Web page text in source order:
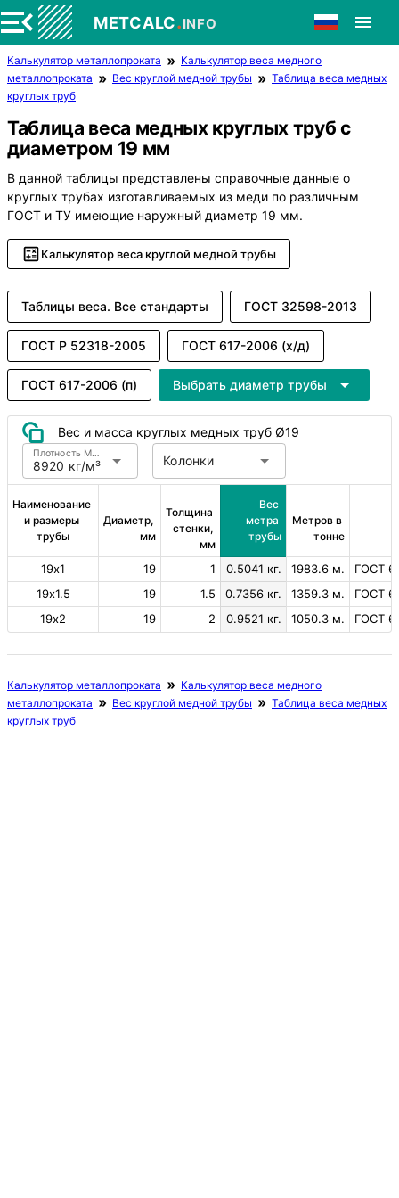
METCALC.INFO
Калькулятор металлопроката
Калькулятор веса медного
металлопроката
Вес круглой медной трубы
Таблица веса медных
круглых труб
Таблица веса медных круглых труб с
диаметром 19 мм
В данной таблицы представлены справочные данные о
круглых трубах изготавливаемых из меди по различным
ГОСТ и ТУ имеющие наружный диаметр 19 мм.
Калькулятор веса круглой медной трубы
Таблицы веса. Все стандарты ГОСТ 32598-2013
ГОСТ Р 52318-2005 ГОСТ 617-2006 (х/д)
ГОСТ 617-2006 (п) Выбрать диаметр трубы
Вес и масса круглых медных труб Ø19
8920 кг/м³
Плотность Медь Колонки
Наименование
и размеры
трубы
Диаметр,
мм
Толщина
стенки,
мм
Вес
метра
трубы
Метров в
тонне
19х1 19 1 0.5041 кг. 1983.6 м.
ГОСТ
19х1.5
19 1.5 0.7356 кг. 1359.3 м.
ГОСТ
19х2
19 2 0.9521 кг. 1050.3 м. ГОСТ
Калькулятор металлопроката
Калькулятор веса медного
металлопроката
Вес круглой медной трубы
Таблица веса медных
круглых труб